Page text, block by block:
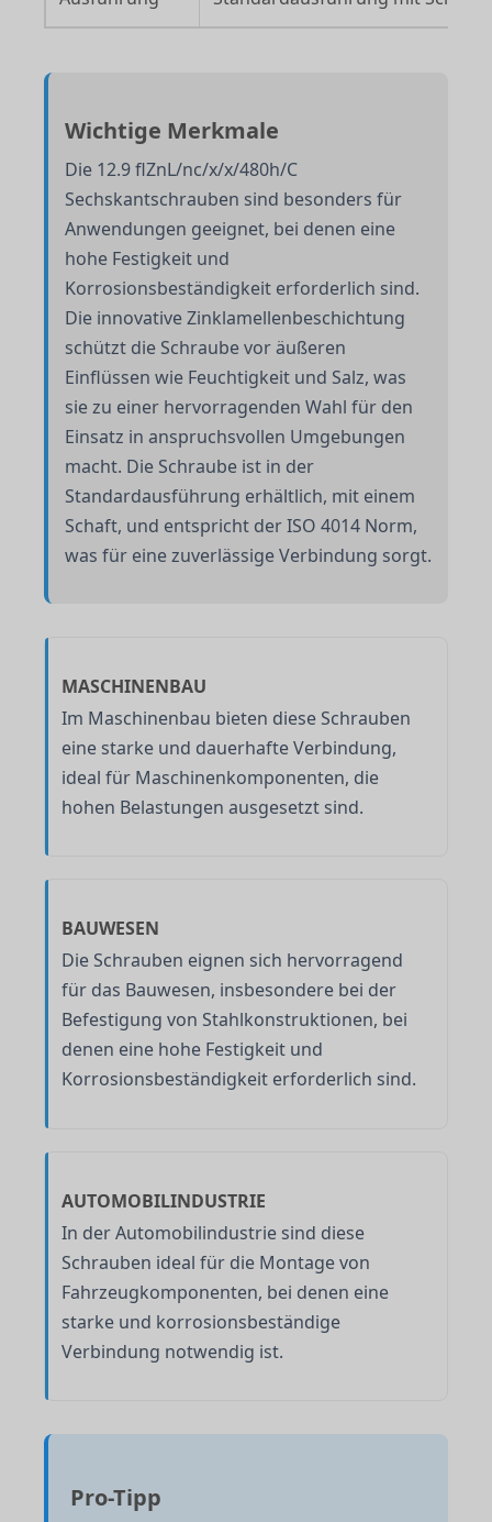
Wichtige Merkmale
Die 12.9 flZnL/nc/x/x/480h/C
Sechskantschrauben sind besonders für
Anwendungen geeignet, bei denen eine
hohe Festigkeit und
Korrosionsbeständigkeit erforderlich sind.
Die innovative Zinklamellenbeschichtung
schützt die Schraube vor äußeren
Einflüssen wie Feuchtigkeit und Salz, was
sie zu einer hervorragenden Wahl für den
Einsatz in anspruchsvollen Umgebungen
macht. Die Schraube ist in der
Standardausführung erhältlich, mit einem
Schaft, und entspricht der ISO 4014 Norm,
was für eine zuverlässige Verbindung sorgt.
MASCHINENBAU
Im Maschinenbau bieten diese Schrauben
eine starke und dauerhafte Verbindung,
ideal für Maschinenkomponenten, die
hohen Belastungen ausgesetzt sind.
BAUWESEN
Die Schrauben eignen sich hervorragend
für das Bauwesen, insbesondere bei der
Befestigung von Stahlkonstruktionen, bei
denen eine hohe Festigkeit und
Korrosionsbeständigkeit erforderlich sind.
AUTOMOBILINDUSTRIE
In der Automobilindustrie sind diese
Schrauben ideal für die Montage von
Fahrzeugkomponenten, bei denen eine
starke und korrosionsbeständige
Verbindung notwendig ist.
Pro-Tipp